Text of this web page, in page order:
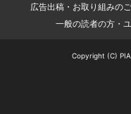
広告出稿・お取り組みの
一般の読者の方・
Copyright (C)